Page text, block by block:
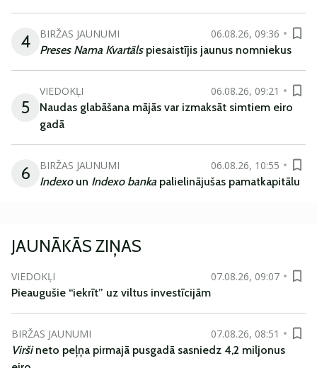
4 BIRŽAS JAUNUMI
06.08.26, 09:36
Preses Nama Kvartāls piesaistījis jaunus nomniekus
5
VIEDOKĻI
06.08.26, 09:21
Naudas glabāšana mājās var izmaksāt simtiem eiro
gadā
6 BIRŽAS JAUNUMI
06.08.26, 10:55
Indexoun Indexo banka palielinājušas pamatkapitālu
JAUNĀKĀS ZIŅAS
VIEDOKĻI
07.08.26, 09:07
Pieaugušie “iekrīt” uz viltus investīcijām
BIRŽAS JAUNUMI
07.08.26, 08:51
Viršineto peļņa pirmajā pusgadā sasniedz 4,2 miljonus